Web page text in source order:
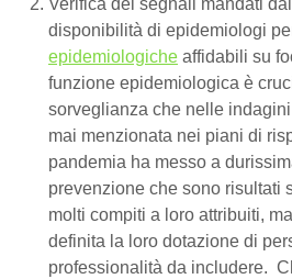
Verifica dei segnali mandati
disponibilità di epidemiologi
epidemiologiche affidabili su
funzione epidemiologica è
sorveglianza che nelle
mai menzionata nei piani di
pandemia ha messo a
prevenzione che sono risultati
molti compiti a loro attribuiti,
definita la loro dotazione di
professionalità da includere.